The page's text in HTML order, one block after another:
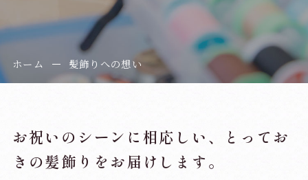
ホーム 髪飾りへの想い
お祝いのシーンに相応しい、
とってお
きの髪飾りをお届けします。